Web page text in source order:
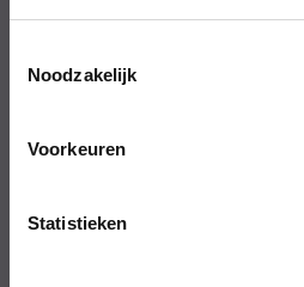
Noodzakelijk
Voorkeuren
Statistieken